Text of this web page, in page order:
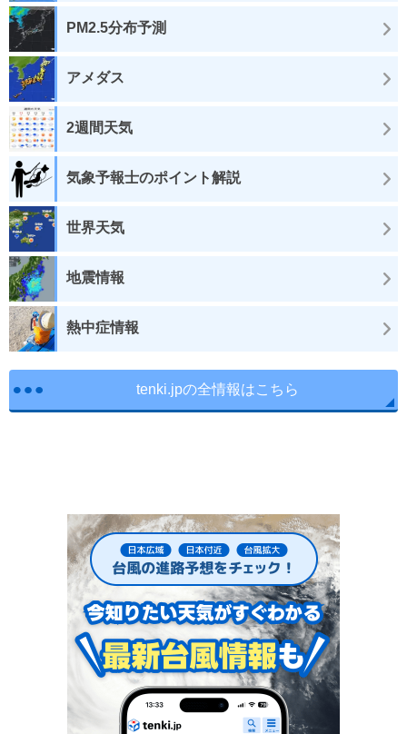
PM2.5分布予測
アメダス
2週間天気
気象予報士のポイント解説
世界天気
地震情報
熱中症情報
tenki.jpの全情報はこちら